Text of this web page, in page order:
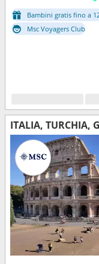
Bambini gratis fino a
Msc Voyagers Club
ITALIA, TURCHIA,